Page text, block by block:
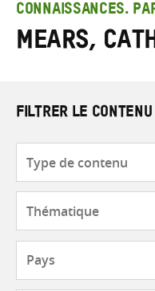
CONNAISSANCES.
Mears,
FILTRER LE CONTENU